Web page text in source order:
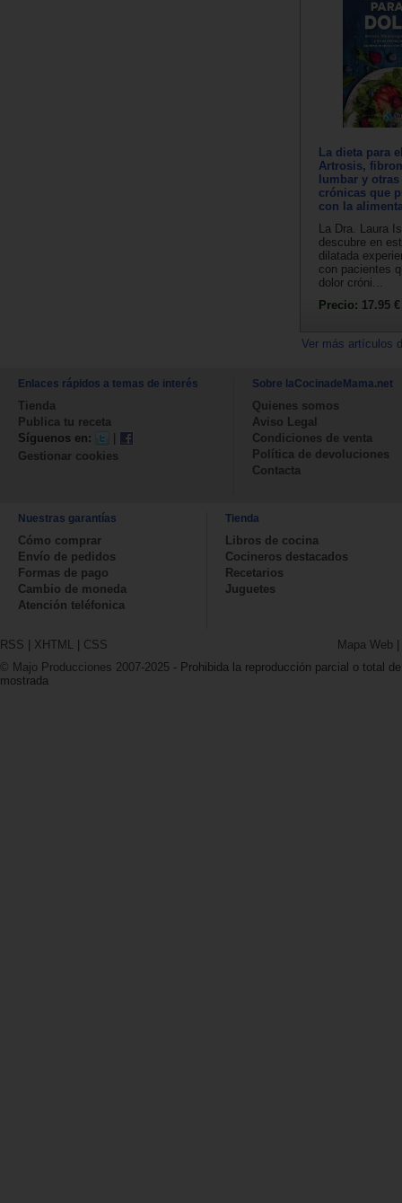
La dieta para
Artrosis,
lumbar y
crónicas que
con la
La Dra. Laura
descubre en
dilatada
con pacientes
dolor cróni...
Precio: 17.95 €
Ver más artículos
Enlaces rápidos a temas de interés
Tienda
Publica tu receta
Síguenos en:
|
Gestionar cookies
Sobre laCocinadeMama.net
Quienes somos
Aviso Legal
Condiciones de venta
Política de devoluciones
Contacta
Nuestras garantías
Cómo comprar
Envío de pedidos
Formas de pago
Cambio de moneda
Atención teléfonica
Tienda
Libros de cocina
Cocineros destacados
Recetarios
Juguetes
RSS | XHTML | CSS Mapa Web |
© Majo Producciones 2007-2025 - Prohibida la reproducción parcial o total
mostrada